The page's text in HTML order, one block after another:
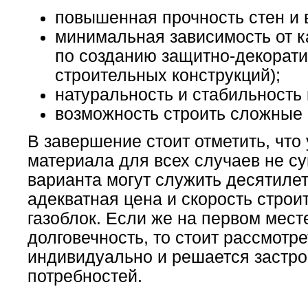
повышенная прочность стен и
минимальная зависимость от
по созданию защитно-
строительных конструкций);
натуральность и
возможность строить
В завершение стоит отметить,
материала для всех случаев не
варианта могут служить
адекватная цена и скорость
газоблок. Если же на первом
долговечность, то стоит
индивидуально и решается
потребностей.